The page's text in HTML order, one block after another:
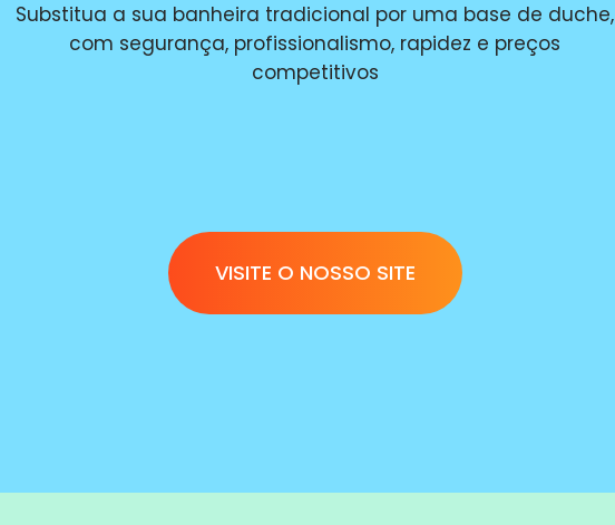
Substitua a sua banheira tradicional por uma base de duche,
com segurança, profissionalismo, rapidez e preços
competitivos
VISITE O NOSSO SITE